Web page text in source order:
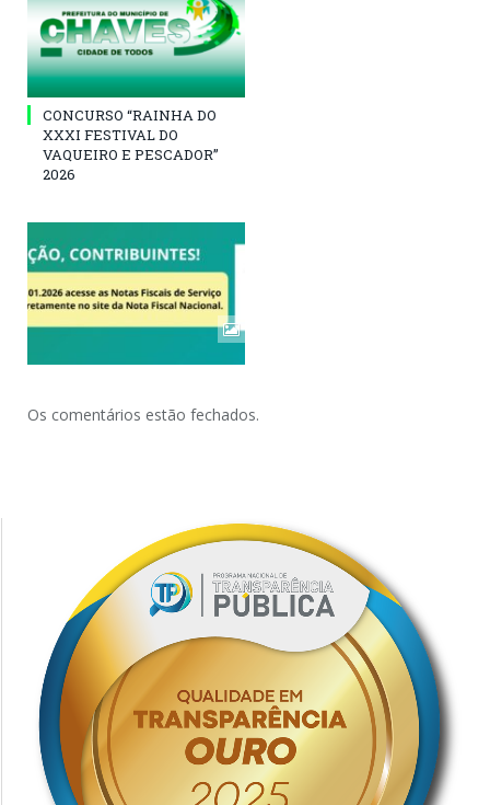
CONCURSO “RAINHA DO
XXXI FESTIVAL DO
VAQUEIRO E PESCADOR”
2026
Os comentários estão fechados.